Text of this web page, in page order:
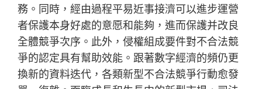
務。同時，經由過程平易近事接濟可以進步運營
者保護本身好處的意愿和能夠，進而保護并改良
全體競爭次序。此外，侵權組成要件對不合法競
爭的認定具有幫助效能。跟著數字經濟的頻仍更
換新的資料迭代，各類新型不合法競爭行動愈發